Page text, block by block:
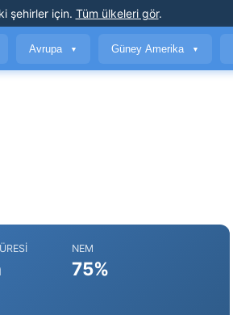
şehirler için. Tüm ülkeleri gör.
Avrupa ▼ Güney Amerika ▼
NEM
75%